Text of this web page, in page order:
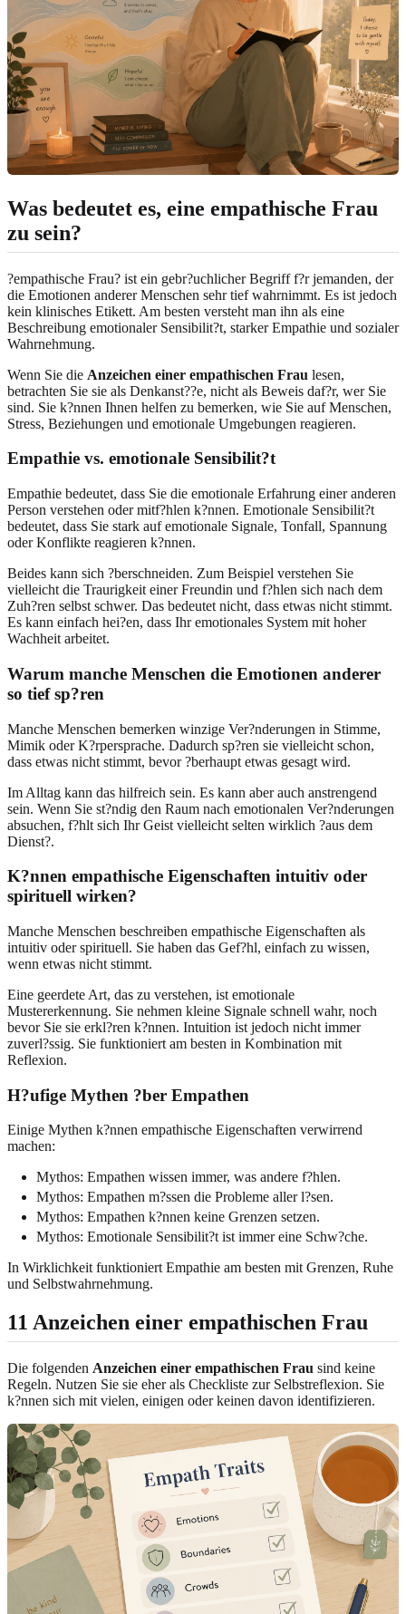
Was bedeutet es, eine empathische Frau
zu sein?
?empathische Frau? ist ein gebr?uchlicher Begriff f?r jemanden, der
die Emotionen anderer Menschen sehr tief wahrnimmt. Es ist jedoch
kein klinisches Etikett. Am besten versteht man ihn als eine
Beschreibung emotionaler Sensibilit?t, starker Empathie und sozialer
Wahrnehmung.
Wenn Sie die Anzeichen einer empathischen Frau lesen,
betrachten Sie sie als Denkanst??e, nicht als Beweis daf?r, wer Sie
sind. Sie k?nnen Ihnen helfen zu bemerken, wie Sie auf Menschen,
Stress, Beziehungen und emotionale Umgebungen reagieren.
Empathie vs. emotionale Sensibilit?t
Empathie bedeutet, dass Sie die emotionale Erfahrung einer anderen
Person verstehen oder mitf?hlen k?nnen. Emotionale Sensibilit?t
bedeutet, dass Sie stark auf emotionale Signale, Tonfall, Spannung
oder Konflikte reagieren k?nnen.
Beides kann sich ?berschneiden. Zum Beispiel verstehen Sie
vielleicht die Traurigkeit einer Freundin und f?hlen sich nach dem
Zuh?ren selbst schwer. Das bedeutet nicht, dass etwas nicht stimmt.
Es kann einfach hei?en, dass Ihr emotionales System mit hoher
Wachheit arbeitet.
Warum manche Menschen die Emotionen anderer
so tief sp?ren
Manche Menschen bemerken winzige Ver?nderungen in Stimme,
Mimik oder K?rpersprache. Dadurch sp?ren sie vielleicht schon,
dass etwas nicht stimmt, bevor ?berhaupt etwas gesagt wird.
Im Alltag kann das hilfreich sein. Es kann aber auch anstrengend
sein. Wenn Sie st?ndig den Raum nach emotionalen Ver?nderungen
absuchen, f?hlt sich Ihr Geist vielleicht selten wirklich ?aus dem
Dienst?.
K?nnen empathische Eigenschaften intuitiv oder
spirituell wirken?
Manche Menschen beschreiben empathische Eigenschaften als
intuitiv oder spirituell. Sie haben das Gef?hl, einfach zu wissen,
wenn etwas nicht stimmt.
Eine geerdete Art, das zu verstehen, ist emotionale
Mustererkennung. Sie nehmen kleine Signale schnell wahr, noch
bevor Sie sie erkl?ren k?nnen. Intuition ist jedoch nicht immer
zuverl?ssig. Sie funktioniert am besten in Kombination mit
Reflexion.
H?ufige Mythen ?ber Empathen
Einige Mythen k?nnen empathische Eigenschaften verwirrend
machen:
Mythos: Empathen wissen immer, was andere f?hlen.
Mythos: Empathen m?ssen die Probleme aller l?sen.
Mythos: Empathen k?nnen keine Grenzen setzen.
Mythos: Emotionale Sensibilit?t ist immer eine Schw?che.
In Wirklichkeit funktioniert Empathie am besten mit Grenzen, Ruhe
und Selbstwahrnehmung.
11 Anzeichen einer empathischen Frau
Die folgenden Anzeichen einer empathischen Frau sind keine
Regeln. Nutzen Sie sie eher als Checkliste zur Selbstreflexion. Sie
k?nnen sich mit vielen, einigen oder keinen davon identifizieren.